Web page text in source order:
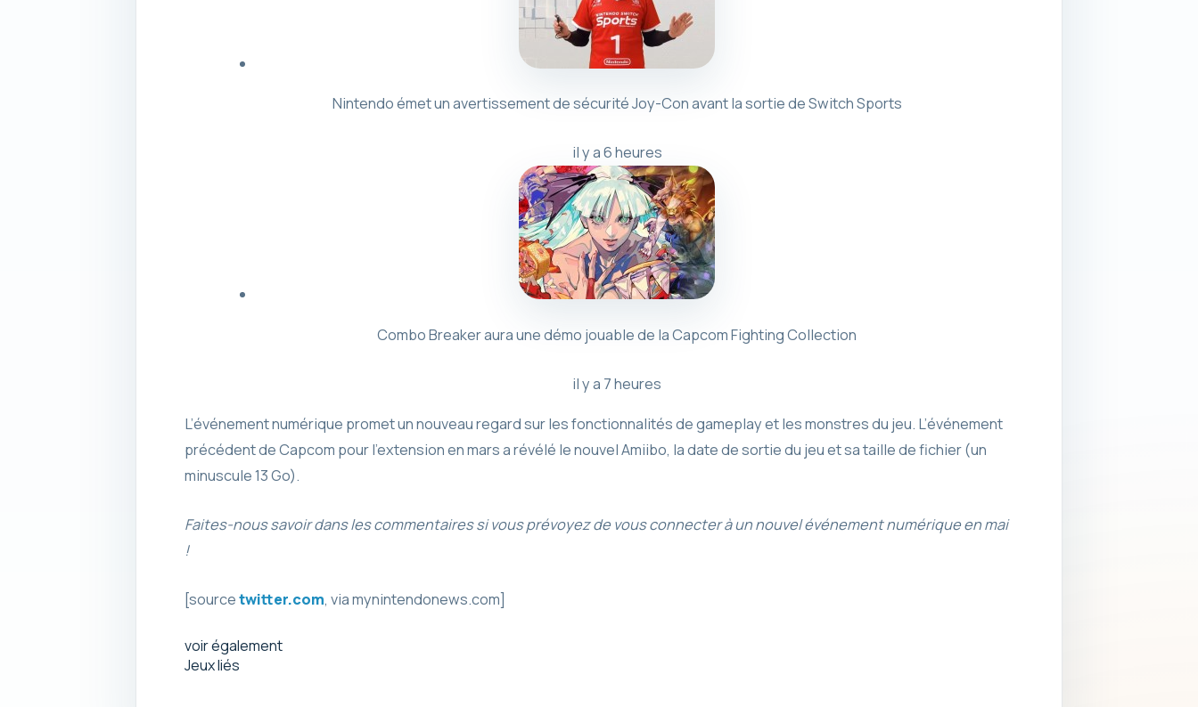
Nintendo émet un avertissement de sécurité Joy-Con avant la sortie de Switch Sports
il y a 6 heures
Combo Breaker aura une démo jouable de la Capcom Fighting Collection
il y a 7 heures
L’événement numérique promet un nouveau regard sur les fonctionnalités de gameplay et les monstres du jeu. L’événement
précédent de Capcom pour l’extension en mars a révélé le nouvel Amiibo, la date de sortie du jeu et sa taille de fichier (un
minuscule 13 Go).
Faites-nous savoir dans les commentaires si vous prévoyez de vous connecter à un nouvel événement numérique en mai
!
[sourcetwitter.com, via mynintendonews.com]
voir également
Jeux liés